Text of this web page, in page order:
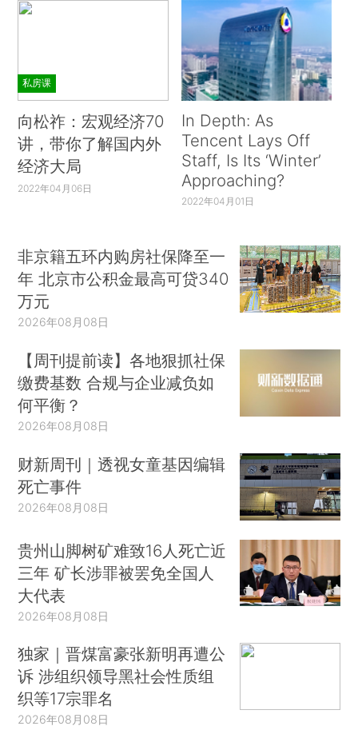
私房课
向松祚：宏观经济70
讲，带你了解国内外
经济大局
2022年04月06日
In Depth: As
Tencent Lays Off
Staff, Is Its ‘Winter’
Approaching?
2022年04月01日
非京籍五环内购房社保降至一
年 北京市公积金最高可贷340
万元
2026年08月08日
【周刊提前读】各地狠抓社保
缴费基数 合规与企业减负如
何平衡？
2026年08月08日
财新周刊｜透视女童基因编辑
死亡事件
2026年08月08日
贵州山脚树矿难致16人死亡近
三年 矿长涉罪被罢免全国人
大代表
2026年08月08日
独家｜晋煤富豪张新明再遭公
诉 涉组织领导黑社会性质组
织等17宗罪名
2026年08月08日